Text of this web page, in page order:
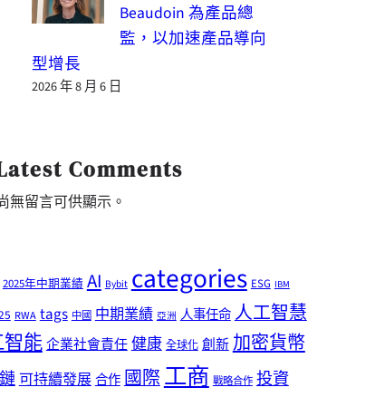
Beaudoin 為產品總
監，以加速產品導向
型增長
2026 年 8 月 6 日
Comments
無留言可供顯示。
2025年中期業績 AI Bybit categories ESG IBM
RWA tags 中國 中期業績 亞洲 人事任命人工智慧
能企業社會責任健康 全球化 創新 加密貨幣
可持續發展合作國際工商 戰略合作 投資